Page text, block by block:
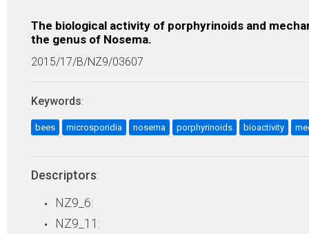
The biological activity of porphyrinoids and
the genus of Nosema.
2015/17/B/NZ9/03607
Keywords:
bees microsporidia nosema porphyrinoids bioactivity
Descriptors:
NZ9_6:
NZ9_11: